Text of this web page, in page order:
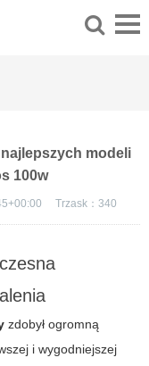
modeli
100w
Trzask： 340
zdobył ogromną
i wygodniejszej